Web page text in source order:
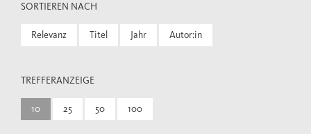
SORTIEREN NACH
Relevanz Titel Jahr Autor:in
TREFFERANZEIGE
10 25 50 100